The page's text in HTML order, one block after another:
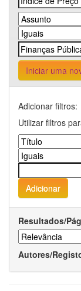
Iniciar uma
Adicionar filtros:
Utilizar filtros
Resultados/
Autores/